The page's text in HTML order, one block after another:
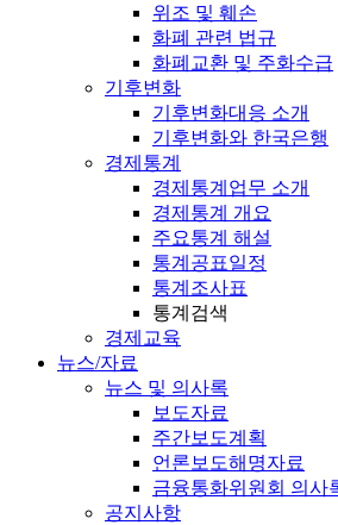
위조 및 훼손
화폐 관련 법규
화폐교환 및 주화수급
기후변화
기후변화대응 소개
기후변화와 한국은행
경제통계
경제통계업무 소개
경제통계 개요
주요통계 해설
통계공표일정
통계조사표
통계검색
경제교육
뉴스/자료
뉴스 및 의사록
보도자료
주간보도계획
언론보도해명자료
금융통화위원회 의사
공지사항